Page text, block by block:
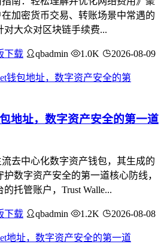
在加密货币交易、转账场景中常遇的
对大众对区块链手续费...
下载 qbadmin 1.0K 2026-08-09
地址，数字资产安全的第一道
流去中心化数字资产钱包，其生成的
数字资产安全的第一道核心防线，
托管账户，Trust Walle...
下载 qbadmin 1.2K 2026-08-08